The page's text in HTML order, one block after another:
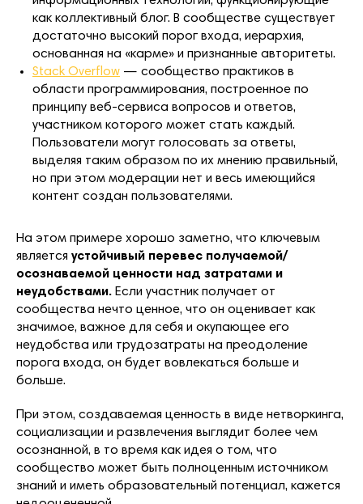
как коллективный блог. В сообществе существует
достаточно высокий порог входа, иерархия,
основанная на «карме» и признанные авторитеты.
Stack Overflow — сообщество практиков в
области программирования, построенное по
принципу веб-сервиса вопросов и ответов,
участником которого может стать каждый.
Пользователи могут голосовать за ответы,
выделяя таким образом по их мнению правильный,
но при этом модерации нет и весь имеющийся
контент создан пользователями.
На этом примере хорошо заметно, что ключевым
является устойчивый перевес получаемой/
осознаваемой ценности над затратами и
неудобствами. Если участник получает от
сообщества нечто ценное, что он оценивает как
значимое, важное для себя и окупающее его
неудобства или трудозатраты на преодоление
порога входа, он будет вовлекаться больше и
больше.
При этом, создаваемая ценность в виде нетворкинга,
социализации и развлечения выглядит более чем
осознанной, в то время как идея о том, что
сообщество может быть полноценным источником
знаний и иметь образовательный потенциал, кажется